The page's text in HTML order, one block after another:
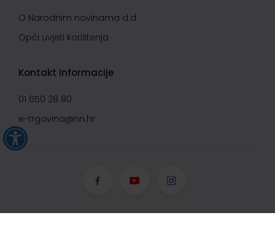
O Narodnim novinama d.d.
Opći uvjeti korištenja
Kontakt informacije
01 650 28 80
e-trgovina@nn.hr